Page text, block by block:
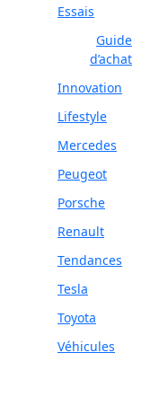
100
(82 ch)
h
Essais
Guide
d’achat
Innovation
Lifestyle
Mercedes
Peugeot
Porsche
Renault
Tendances
Tesla
Toyota
Véhicules